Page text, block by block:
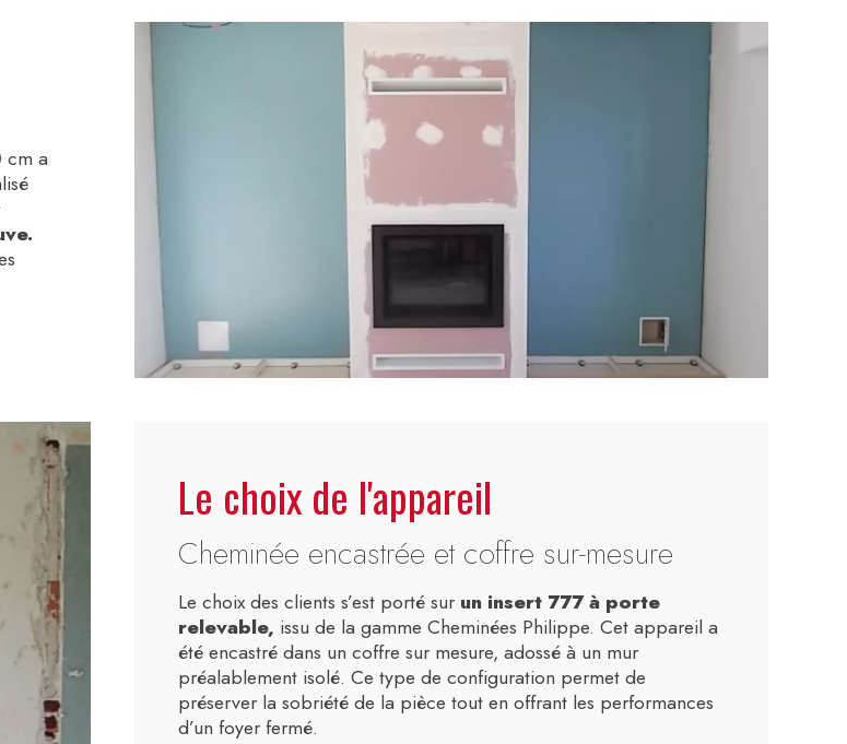
cm a
Le choix de l'appareil
Cheminée encastrée et coffre sur-mesure
Le choix des clients s’est porté surun insert 777 à porte
relevable, issu de la gamme Cheminées Philippe. Cet appareil a
été encastré dans un coffre sur mesure, adossé à un mur
préalablement isolé. Ce type de configuration permet de
préserver la sobriété de la pièce tout en offrant les performances
d’un foyer fermé.